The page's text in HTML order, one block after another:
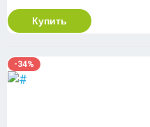
Купить
-34%